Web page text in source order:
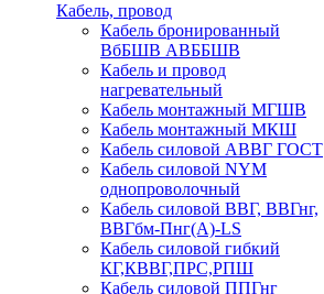
Кабель, провод
Кабель бронированный
ВбБШВ АВББШВ
Кабель и провод
нагревательный
Кабель монтажный МГШВ
Кабель монтажный МКШ
Кабель силовой АВВГ ГОСТ
Кабель силовой NYM
однопроволочный
Кабель силовой ВВГ, ВВГнг,
ВВГбм-Пнг(А)-LS
Кабель силовой гибкий
КГ,КВВГ,ПРС,РПШ
Кабель силовой ППГнг